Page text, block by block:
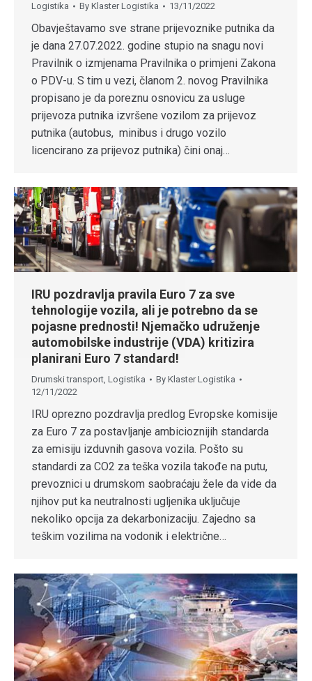
Logistika By Klaster Logistika 13/11/2022
Obavještavamo sve strane prijevoznike putnika da
je dana 27.07.2022. godine stupio na snagu novi
Pravilnik o izmjenama Pravilnika o primjeni Zakona
o PDV-u. S tim u vezi, članom 2. novog Pravilnika
propisano je da poreznu osnovicu za usluge
prijevoza putnika izvršene vozilom za prijevoz
putnika (autobus, minibus i drugo vozilo
licencirano za prijevoz putnika) čini onaj…
IRU pozdravlja pravila Euro 7 za sve
tehnologije vozila, ali je potrebno da se
pojasne prednosti! Njemačko udruženje
automobilske industrije (VDA) kritizira
planirani Euro 7 standard!
Drumski transport, Logistika By Klaster Logistika
12/11/2022
IRU oprezno pozdravlja predlog Evropske komisije
za Euro 7 za postavljanje ambicioznijih standarda
za emisiju izduvnih gasova vozila. Pošto su
standardi za CO2 za teška vozila takođe na putu,
prevoznici u drumskom saobraćaju žele da vide da
njihov put ka neutralnosti ugljenika uključuje
nekoliko opcija za dekarbonizaciju. Zajedno sa
teškim vozilima na vodonik i električne…